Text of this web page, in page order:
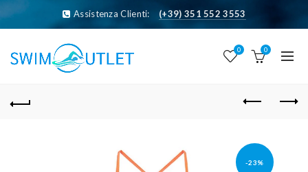
Assistenza Clienti: (+39) 351 552 3553
0 0
-23%